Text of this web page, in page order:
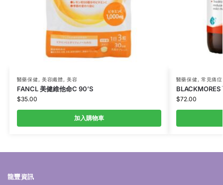
醫藥保健, 美容纖體,美容
FANCL 美健維他命C 90’S
$35.00
加入購物車
醫藥保健, 常見痛症
$72.00
龍豐資訊